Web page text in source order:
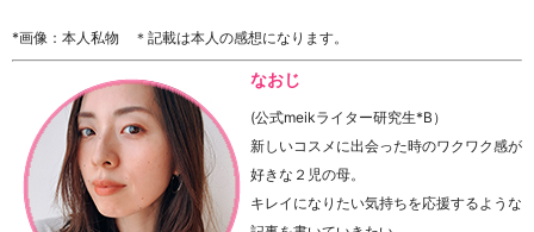
*画像：本人私物 ＊記載は本人の感想になります。
なおじ
(公式meikライター研究生*B）
新しいコスメに出会った時のワクワク感が
好きな２児の母。
キレイになりたい気持ちを応援するような